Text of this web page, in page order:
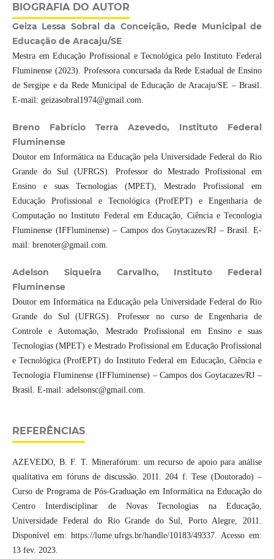
BIOGRAFIA DO AUTOR
Geiza Lessa Sobral da Conceição, Rede Municipal de
Educação de Aracaju/SE
Mestra em Educação Profissional e Tecnológica pelo Instituto Federal
Fluminense (2023). Professora concursada da Rede Estadual de Ensino
de Sergipe e da Rede Municipal de Educação de Aracaju/SE – Brasil.
E-mail: geizasobral1974@gmail.com.
Breno Fabrício Terra Azevedo, Instituto Federal
Fluminense
Doutor em Informática na Educação pela Universidade Federal do Rio
Grande do Sul (UFRGS). Professor do Mestrado Profissional em
Ensino e suas Tecnologias (MPET), Mestrado Profissional em
Educação Profissional e Tecnológica (ProfEPT) e Engenharia de
Computação no Instituto Federal em Educação, Ciência e Tecnologia
Fluminense (IFFluminense) – Campos dos Goytacazes/RJ – Brasil. E-
mail: brenoter@gmail.com.
Adelson Siqueira Carvalho, Instituto Federal
Fluminense
Doutor em Informática na Educação pela Universidade Federal do Rio
Grande do Sul (UFRGS). Professor no curso de Engenharia de
Controle e Automação, Mestrado Profissional em Ensino e suas
Tecnologias (MPET) e Mestrado Profissional em Educação Profissional
e Tecnológica (ProfEPT) do Instituto Federal em Educação, Ciência e
Tecnologia Fluminense (IFFluminense) – Campos dos Goytacazes/RJ –
Brasil. E-mail: adelsonsc@gmail.com.
REFERÊNCIAS
AZEVEDO, B. F. T. Minerafórum: um recurso de apoio para análise
qualitativa em fóruns de discussão. 2011. 204 f. Tese (Doutorado) –
Curso de Programa de Pós-Graduação em Informática na Educação do
Centro Interdisciplinar de Novas Tecnologias na Educação,
Universidade Federal do Rio Grande do Sul, Porto Alegre, 2011.
Disponível em: https://lume.ufrgs.br/handle/10183/49337. Acesso em:
13 fev. 2023.